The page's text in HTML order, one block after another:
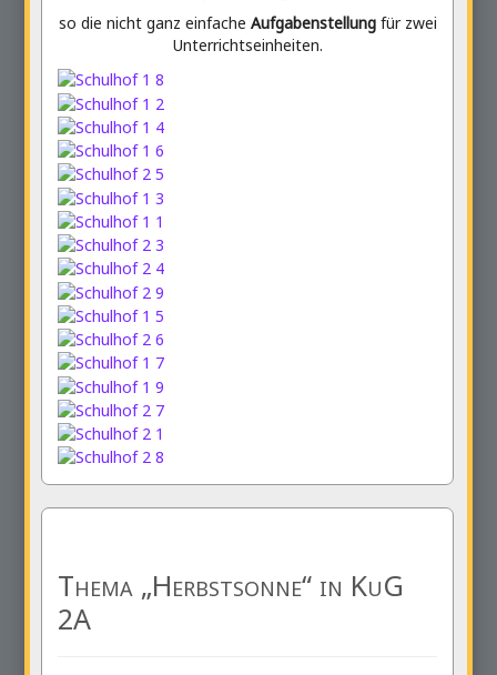
so die nicht ganz einfache Aufgabenstellungfür zwei
Unterrichtseinheiten.
Thema „Herbstsonne“ in KuG
2A